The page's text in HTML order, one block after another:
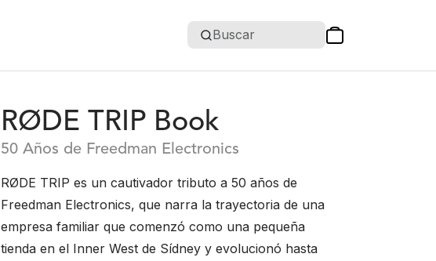
Buscar
RØDE TRIP Book
50 Años de Freedman Electronics
RØDE TRIP es un cautivador tributo a 50 años de
Freedman Electronics, que narra la trayectoria de una
empresa familiar que comenzó como una pequeña
tienda en el Inner West de Sídney y evolucionó hasta